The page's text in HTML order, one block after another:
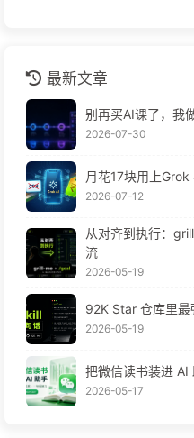
最新文章
别再买AI课了，我
2026-07-30
月花17块用上
2026-07-12
从对齐到执行：
流
2026-05-19
92K Star 仓库里
2026-05-19
把微信读书装进 AI
2026-05-17